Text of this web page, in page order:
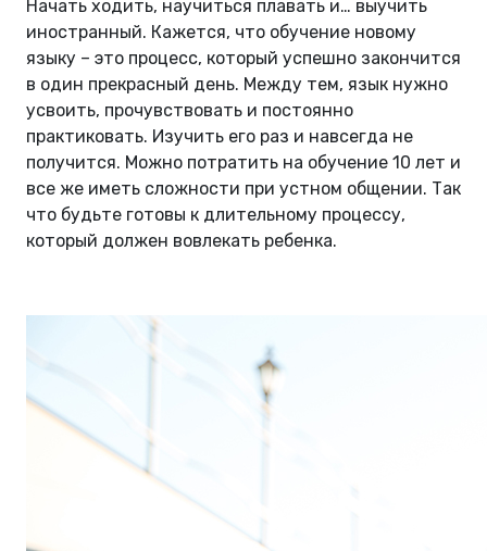
Начать ходить, научиться плавать и… выучить
иностранный. Кажется, что обучение новому
языку – это процесс, который успешно закончится
в один прекрасный день. Между тем, язык нужно
усвоить, прочувствовать и постоянно
практиковать. Изучить его раз и навсегда не
получится. Можно потратить на обучение 10 лет и
все же иметь сложности при устном общении. Так
что будьте готовы к длительному процессу,
который должен вовлекать ребенка.